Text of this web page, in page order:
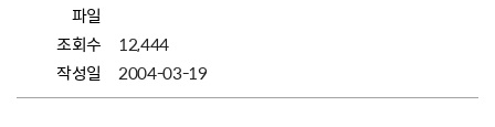
파일
조회수
12,444
작성일
2004-03-19